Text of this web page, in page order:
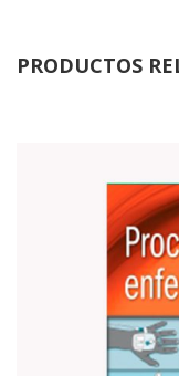
PRODUCTOS